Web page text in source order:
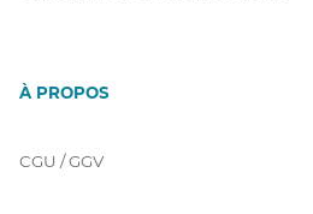
À PROPOS
CGU / GGV